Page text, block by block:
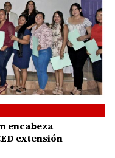
encabeza
extensión